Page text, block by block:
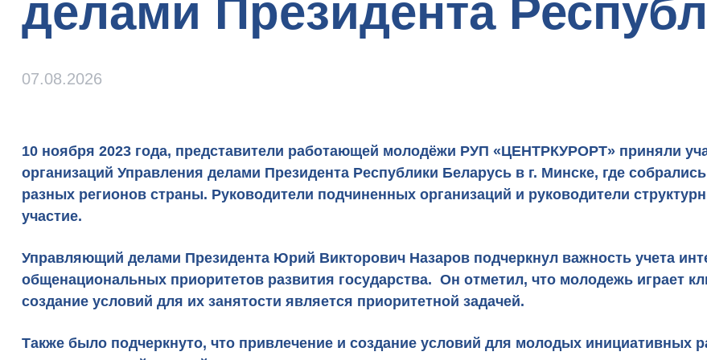
делами Президента
07.08.2026
10 ноября 2023 года, представители работающей молодёжи РУП «ЦЕНТРКУРОРТ» приняли
организаций Управления делами Президента Республики Беларусь в г. Минске, где
разных регионов страны. Руководители подчиненных организаций и руководители
участие.
Управляющий делами Президента Юрий Викторович Назаров подчеркнул важность учета
общенациональных приоритетов развития государства. Он отметил, что молодежь играет
создание условий для их занятости является приоритетной задачей.
Также было подчеркнуто, что привлечение и создание условий для молодых инициативных